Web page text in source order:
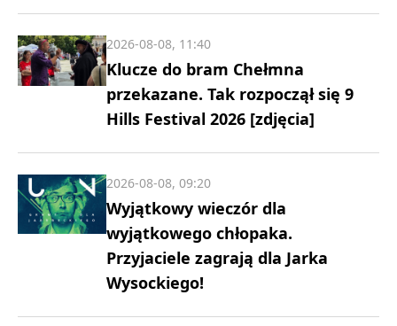
Klucze do bram Chełmna
przekazane. Tak rozpoczął się 9
Hills Festival 2026 [zdjęcia]
2026-08-08, 11:40
Wyjątkowy wieczór dla
wyjątkowego chłopaka.
Przyjaciele zagrają dla Jarka
Wysockiego!
2026-08-08, 09:20